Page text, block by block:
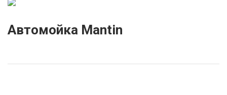
Автомойка Mantin